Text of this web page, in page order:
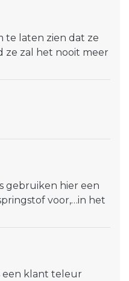
te laten zien dat ze
ze zal het nooit meer
gebruiken hier een
voor,…in het
een klant teleur